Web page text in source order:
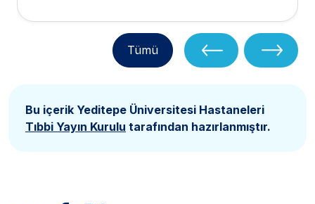
Tümü
Bu içerik Yeditepe Üniversitesi Hastaneleri
Tıbbi Yayın Kurulu tarafından hazırlanmıştır.